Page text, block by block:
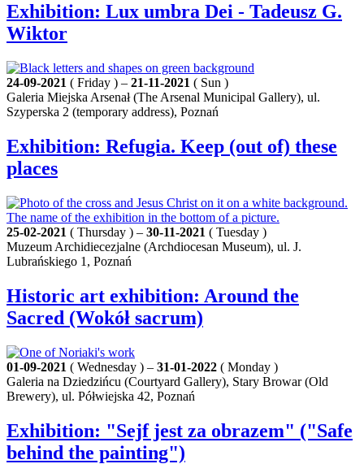
Exhibition: Lux umbra Dei - Tadeusz G.
Wiktor
24-09-2021 ( Friday ) – 21-11-2021 ( Sun )
Galeria Miejska Arsenał (The Arsenal Municipal Gallery), ul.
Szyperska 2 (temporary address), Poznań
Exhibition: Refugia. Keep (out of) these
places
25-02-2021 ( Thursday ) – 30-11-2021 ( Tuesday )
Muzeum Archidiecezjalne (Archdiocesan Museum), ul. J.
Lubrańskiego 1, Poznań
Historic art exhibition: Around the
Sacred (Wokół sacrum)
01-09-2021 ( Wednesday ) – 31-01-2022 ( Monday )
Galeria na Dziedzińcu (Courtyard Gallery), Stary Browar (Old
Brewery), ul. Półwiejska 42, Poznań
Exhibition: "Sejf jest za obrazem" ("Safe
behind the painting")